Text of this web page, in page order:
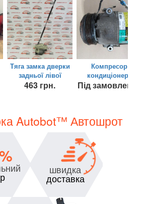
keyboard_arrow_down
Тяга замка дверки
задньої лівої
463 грн.
Компресор
кондиціонеру
Під замовлення
Autobot™ Автошрот
швидка
доставка